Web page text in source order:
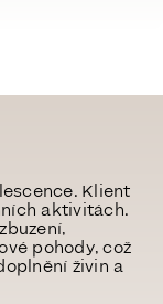
Klient
aktivitách.
pohody, což
živin a